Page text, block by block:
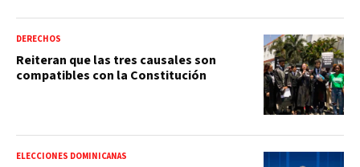
DERECHOS
Reiteran que las tres causales son
compatibles con la Constitución
ELECCIONES DOMINICANAS